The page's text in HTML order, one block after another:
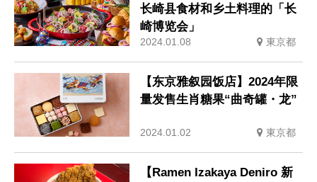
长崎县食材和乡土料理的「长
崎博览会」
2024.01.08 東京都
【东京雅叙园饭店】2024年限
量发售生肖糖果“曲奇罐・龙”
2024.01.02 東京都
【Ramen Izakaya Deniro 新